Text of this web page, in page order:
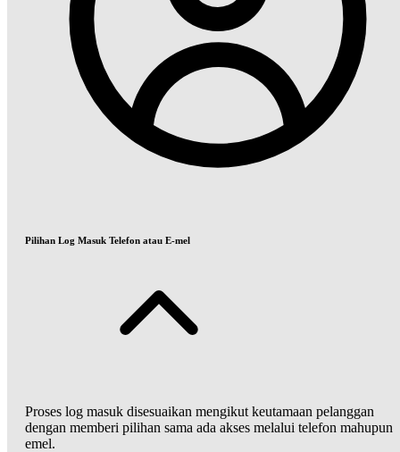
Pilihan Log Masuk Telefon atau E-mel
Proses log masuk disesuaikan mengikut keutamaan pelanggan
dengan memberi pilihan sama ada akses melalui telefon mahupun
emel.